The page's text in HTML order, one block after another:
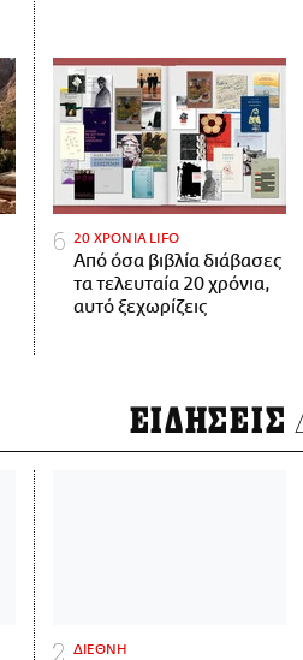
20 ΧΡΟΝΙΑ LIFO
Από όσα βιβλία διάβασες
τα τελευταία 20 χρόνια,
αυτό ξεχωρίζεις
ΕΙΔΗΣΕΙΣ
ΔΙΕΘΝΗ